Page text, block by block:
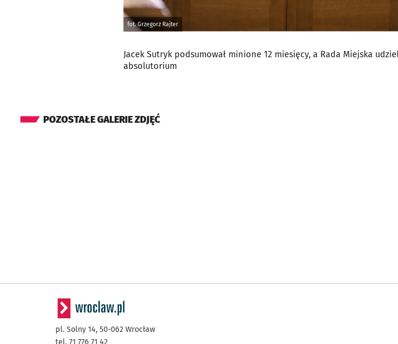
fot. Grzegorz Rajter
Jacek Sutryk podsumował minione 12 miesięcy, a Rada Miejska
absolutorium
POZOSTAŁE GALERIE ZDJĘĆ
pl. Solny 14, 50-062 Wrocław
tel. 71 776 71 42